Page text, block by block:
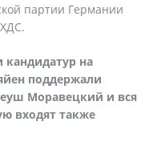
партии Германии
кандидатур на
поддержали
Моравецкий и вся
входят также